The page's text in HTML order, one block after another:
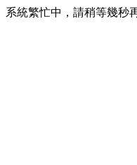
系統繁忙中，請稍等幾秒